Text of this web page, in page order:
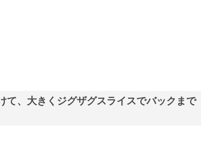
て、大きくジグザグスライスでバックまで